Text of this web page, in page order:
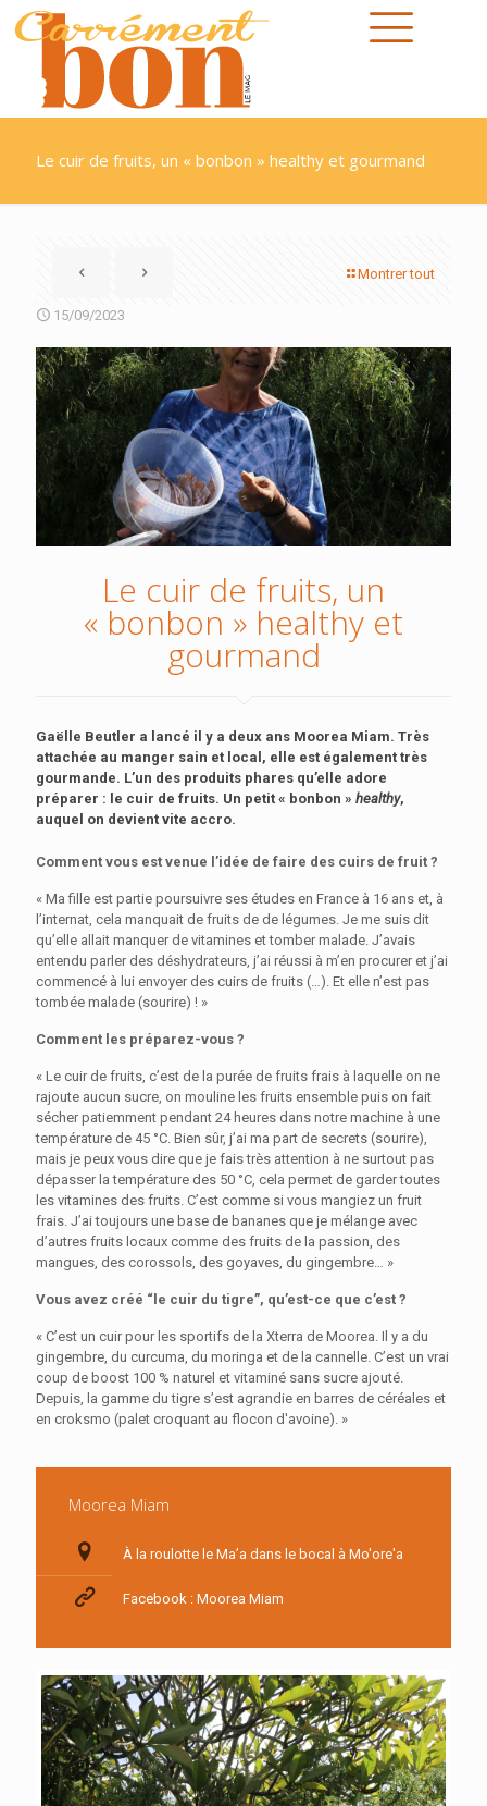
Le cuir de fruits, un « bonbon » healthy et gourmand
Montrer tout
15/09/2023
Le cuir de fruits, un
« bonbon » healthy et
gourmand
Gaëlle Beutler a lancé il y a deux ans Moorea Miam. Très
attachée au manger sain et local, elle est également très
gourmande. L’un des produits phares qu’elle adore
préparer : le cuir de fruits. Un petit « bonbon » healthy,
auquel on devient vite accro.
Comment vous est venue l’idée de faire des cuirs de fruit ?
« Ma fille est partie poursuivre ses études en France à 16 ans et, à
l’internat, cela manquait de fruits de de légumes. Je me suis dit
qu’elle allait manquer de vitamines et tomber malade. J’avais
entendu parler des déshydrateurs, j’ai réussi à m’en procurer et j’ai
commencé à lui envoyer des cuirs de fruits (…). Et elle n’est pas
tombée malade (sourire) ! »
Comment les préparez-vous ?
« Le cuir de fruits, c’est de la purée de fruits frais à laquelle on ne
rajoute aucun sucre, on mouline les fruits ensemble puis on fait
sécher patiemment pendant 24 heures dans notre machine à une
température de 45 °C. Bien sûr, j’ai ma part de secrets (sourire),
mais je peux vous dire que je fais très attention à ne surtout pas
dépasser la température des 50 °C, cela permet de garder toutes
les vitamines des fruits. C’est comme si vous mangiez un fruit
frais. J’ai toujours une base de bananes que je mélange avec
d’autres fruits locaux comme des fruits de la passion, des
mangues, des corossols, des goyaves, du gingembre… »
Vous avez créé “le cuir du tigre”, qu’est-ce que c’est ?
« C’est un cuir pour les sportifs de la Xterra de Moorea. Il y a du
gingembre, du curcuma, du moringa et de la cannelle. C’est un vrai
coup de boost 100 % naturel et vitaminé sans sucre ajouté.
Depuis, la gamme du tigre s’est agrandie en barres de céréales et
en croksmo (palet croquant au flocon d'avoine). »
Moorea Miam
À la roulotte le Ma’a dans le bocal à Mo'ore'a
Facebook : Moorea Miam